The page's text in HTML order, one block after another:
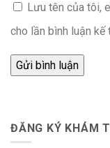
Lưu tên của tôi,
cho lần bình luận kế
ĐĂNG KÝ KHÁM